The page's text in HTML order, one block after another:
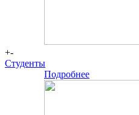
+-
Студенты
Подробнее